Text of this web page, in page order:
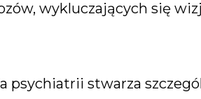
wykluczających się
psychiatrii stwarza